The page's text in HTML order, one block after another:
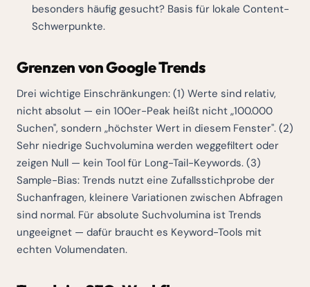
besonders häufig gesucht? Basis für lokale Content-
Schwerpunkte.
Grenzen von Google Trends
Drei wichtige Einschränkungen: (1) Werte sind relativ,
nicht absolut — ein 100er-Peak heißt nicht „100.000
Suchen", sondern „höchster Wert in diesem Fenster". (2)
Sehr niedrige Suchvolumina werden weggefiltert oder
zeigen Null — kein Tool für Long-Tail-Keywords. (3)
Sample-Bias: Trends nutzt eine Zufallsstichprobe der
Suchanfragen, kleinere Variationen zwischen Abfragen
sind normal. Für absolute Suchvolumina ist Trends
ungeeignet — dafür braucht es Keyword-Tools mit
echten Volumendaten.